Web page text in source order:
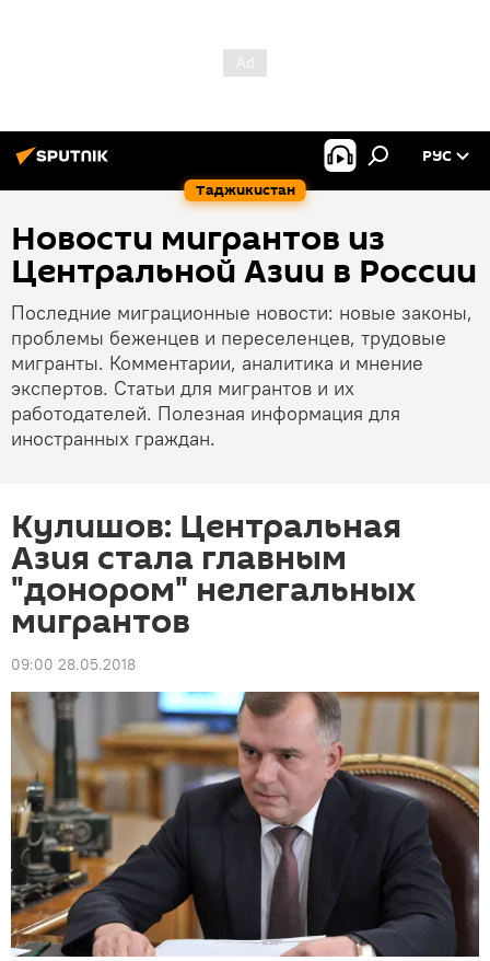
Таджикистан
РУС
Новости мигрантов из
Центральной Азии в России
Последние миграционные новости: новые законы,
проблемы беженцев и переселенцев, трудовые
мигранты. Комментарии, аналитика и мнение
экспертов. Статьи для мигрантов и их
работодателей. Полезная информация для
иностранных граждан.
Кулишов: Центральная
Азия стала главным
"донором" нелегальных
мигрантов
09:00 28.05.2018